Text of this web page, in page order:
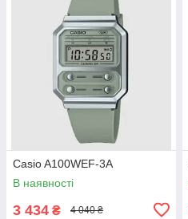
Casio A100WEF-3A
В наявності
3 434 ₴ 4 040 ₴